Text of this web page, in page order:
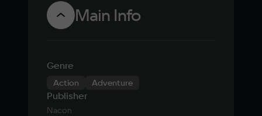
Main Info
Genre
Action Adventure
Publisher
Nacon